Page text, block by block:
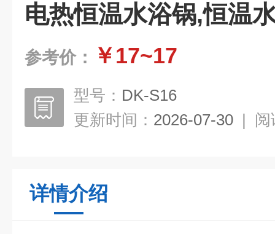
电热恒温水浴锅,恒温
参考价： ￥17~17
型号： DK-S16
更新时间： 2026-07-30 | 阅
详情介绍